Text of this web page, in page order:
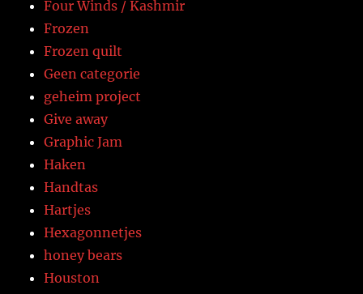
Four Winds / Kashmir
Frozen
Frozen quilt
Geen categorie
geheim project
Give away
Graphic Jam
Haken
Handtas
Hartjes
Hexagonnetjes
honey bears
Houston